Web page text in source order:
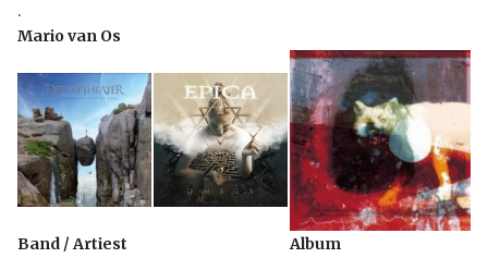
.
Mario van Os
Band / Artiest
Album